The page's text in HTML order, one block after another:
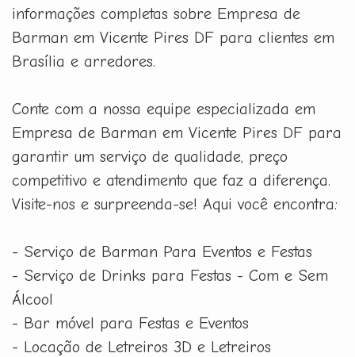
informações completas sobre Empresa de
Barman em Vicente Pires DF para clientes em
Brasília e arredores.
Conte com a nossa equipe especializada em
Empresa de Barman em Vicente Pires DF para
garantir um serviço de qualidade, preço
competitivo e atendimento que faz a diferença.
Visite-nos e surpreenda-se! Aqui você encontra:
- Serviço de Barman Para Eventos e Festas
- Serviço de Drinks para Festas - Com e Sem
Álcool
- Bar móvel para Festas e Eventos
- Locação de Letreiros 3D e Letreiros